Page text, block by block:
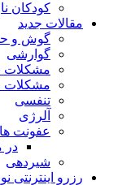
کودکان
مقالات جدید
گوش و
گوارشی
مشکلات
تنفسی
آلرژی
عفونت ها
در
شیردهی
رزرو اینترنتی